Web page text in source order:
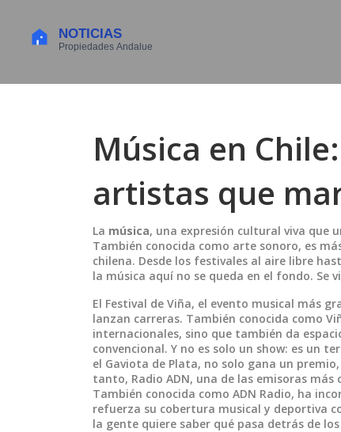
Música en
artistas que
La música, una expresión cultural viva que
También conocida como arte sonoro, es
chilena. Desde los festivales al aire libre
la música aquí no se queda en el fondo. Se
El Festival de Viña, el evento musical más
lanzan carreras. También conocida como
internacionales, sino que también da
convencional. Y no es solo un show: es un
el Gaviota de Plata, no solo gana un
tanto, Radio ADN, una de las emisoras
También conocida como ADN Radio, ha
refuerza su cobertura musical y deportiva
la gente quiere saber qué pasa detrás de